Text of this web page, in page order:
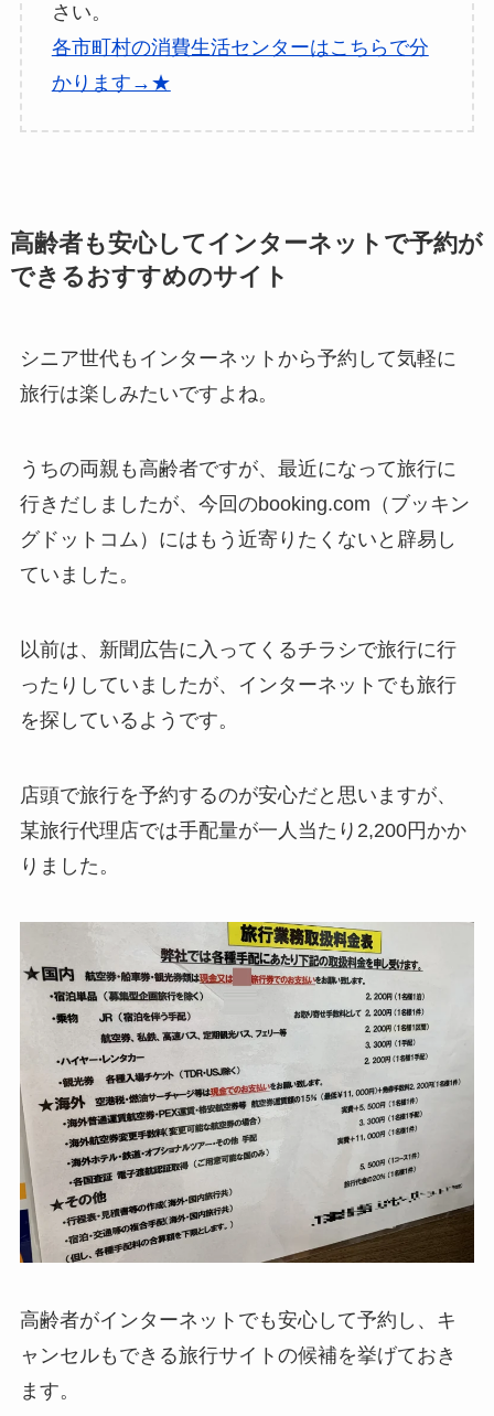
さい。
各市町村の消費生活センターはこちらで分
かります→★
高齢者も安心してインターネットで予約が
できるおすすめのサイト
シニア世代もインターネットから予約して気軽に
旅行は楽しみたいですよね。
うちの両親も高齢者ですが、最近になって旅行に
行きだしましたが、今回のbooking.com（ブッキン
グドットコム）にはもう近寄りたくないと辟易し
ていました。
以前は、新聞広告に入ってくるチラシで旅行に行
ったりしていましたが、インターネットでも旅行
を探しているようです。
店頭で旅行を予約するのが安心だと思いますが、
某旅行代理店では手配量が一人当たり2,200円かか
りました。
高齢者がインターネットでも安心して予約し、キ
ャンセルもできる旅行サイトの候補を挙げておき
ます。